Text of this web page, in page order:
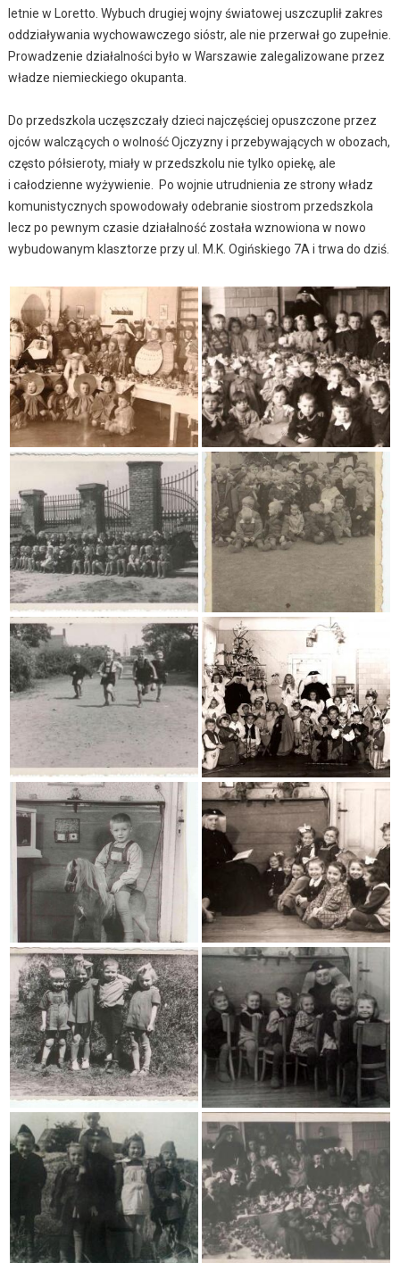
letnie w Loretto. Wybuch drugiej wojny światowej uszczuplił zakres
oddziaływania wychowawczego sióstr, ale nie przerwał go zupełnie.
Prowadzenie działalności było w Warszawie zalegalizowane przez
władze niemieckiego okupanta.
Do przedszkola uczęszczały dzieci najczęściej opuszczone przez
ojców walczących o wolność Ojczyzny i przebywających w obozach,
często półsieroty, miały w przedszkolu nie tylko opiekę, ale
i całodzienne wyżywienie. Po wojnie utrudnienia ze strony władz
komunistycznych spowodowały odebranie siostrom przedszkola
lecz po pewnym czasie działalność została wznowiona w nowo
wybudowanym klasztorze przy ul. M.K. Ogińskiego 7A i trwa do dziś.